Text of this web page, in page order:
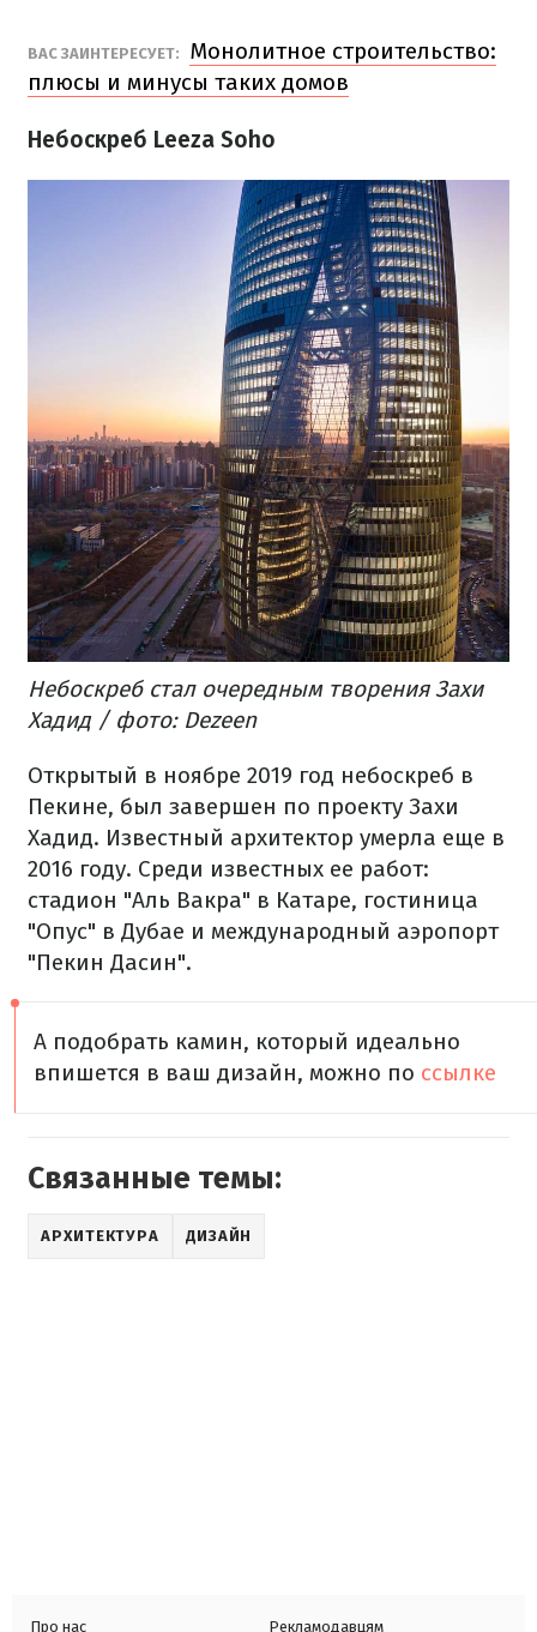
ВАС ЗАИНТЕРЕСУЕТ:
Монолитное строительство:
плюсы и минусы таких домов
Небоскреб Leeza Soho
Небоскреб стал очередным творения Захи
Хадид / фото: Dezeen
Открытый в ноябре 2019 год небоскреб в
Пекине, был завершен по проекту Захи
Хадид. Известный архитектор умерла еще в
2016 году. Среди известных ее работ:
стадион "Аль Вакра" в Катаре, гостиница
"Опус" в Дубае и международный аэропорт
"Пекин Дасин".
А подобрать камин, который идеально
впишется в ваш дизайн, можно по ссылке
Связанные темы:
АРХИТЕКТУРА ДИЗАЙН
Про нас Рекламодавцям